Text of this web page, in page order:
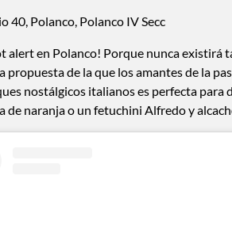
40, Polanco, Polanco IV Secc
alert en Polanco! Porque nunca existirá
propuesta de la que los amantes de la
nostálgicos italianos es perfecta para
de naranja o un fetuchini Alfredo y